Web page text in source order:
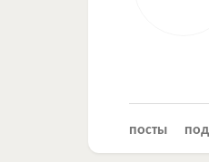
посты